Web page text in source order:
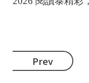
Prev